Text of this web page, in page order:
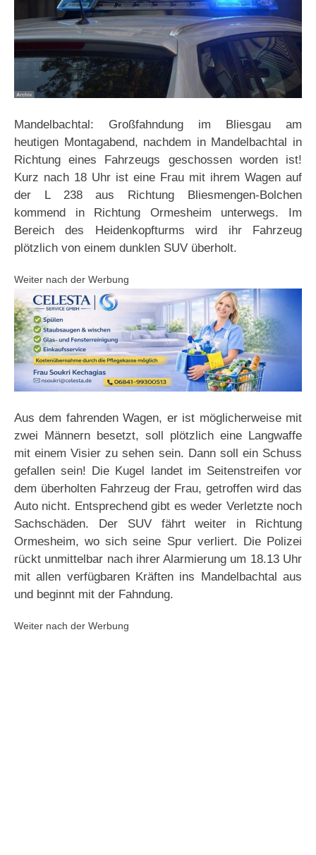
Mandelbachtal: Großfahndung im Bliesgau am
heutigen Montagabend, nachdem in Mandelbachtal in
Richtung eines Fahrzeugs geschossen worden ist!
Kurz nach 18 Uhr ist eine Frau mit ihrem Wagen auf
der L 238 aus Richtung Bliesmengen-Bolchen
kommend in Richtung Ormesheim unterwegs. Im
Bereich des Heidenkopfturms wird ihr Fahrzeug
plötzlich von einem dunklen SUV überholt.
Weiter nach der Werbung
Aus dem fahrenden Wagen, er ist möglicherweise mit
zwei Männern besetzt, soll plötzlich eine Langwaffe
mit einem Visier zu sehen sein. Dann soll ein Schuss
gefallen sein! Die Kugel landet im Seitenstreifen vor
dem überholten Fahrzeug der Frau, getroffen wird das
Auto nicht. Entsprechend gibt es weder Verletzte noch
Sachschäden. Der SUV fährt weiter in Richtung
Ormesheim, wo sich seine Spur verliert. Die Polizei
rückt unmittelbar nach ihrer Alarmierung um 18.13 Uhr
mit allen verfügbaren Kräften ins Mandelbachtal aus
und beginnt mit der Fahndung.
Weiter nach der Werbung